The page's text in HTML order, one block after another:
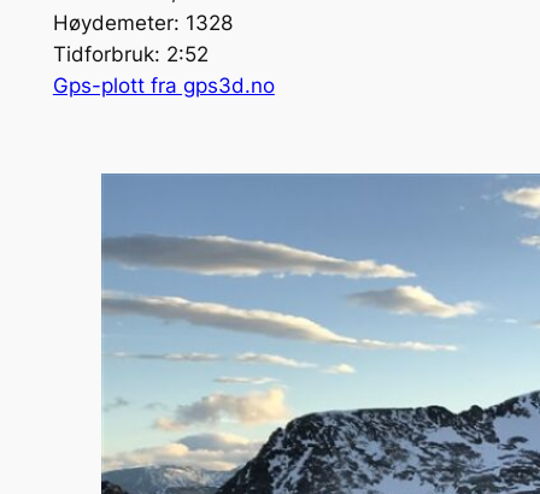
Høydemeter: 1328
Tidforbruk: 2:52
Gps-plott fra gps3d.no